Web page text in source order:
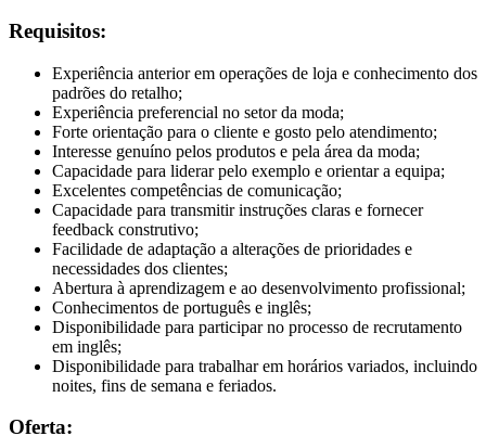
Requisitos:
Experiência anterior em operações de loja e conhecimento dos
padrões do retalho;
Experiência preferencial no setor da moda;
Forte orientação para o cliente e gosto pelo atendimento;
Interesse genuíno pelos produtos e pela área da moda;
Capacidade para liderar pelo exemplo e orientar a equipa;
Excelentes competências de comunicação;
Capacidade para transmitir instruções claras e fornecer
feedback construtivo;
Facilidade de adaptação a alterações de prioridades e
necessidades dos clientes;
Abertura à aprendizagem e ao desenvolvimento profissional;
Conhecimentos de português e inglês;
Disponibilidade para participar no processo de recrutamento
em inglês;
Disponibilidade para trabalhar em horários variados, incluindo
noites, fins de semana e feriados.
Oferta: